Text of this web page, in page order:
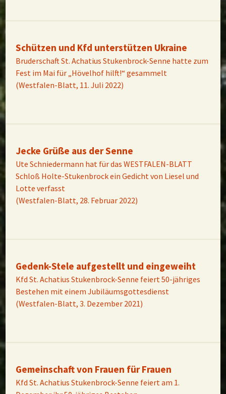
Schützen und Kfd unterstützen Ukraine
Bruderschaft St. Achatius Stukenbrock-Senne hatte zum
Fest im Mai für „Hövelhof hilft!“ gesammelt
(Westfalen-Blatt, 11. Juli 2022)
Jecke Grüße aus der Senne
Ute Schniedermann hat für das WESTFALEN-BLATT
Schloß Holte-Stukenbrock ein Gedicht von Liesel und
Lotte verfasst
(Westfalen-Blatt, 28. Februar 2022)
Gedenk-Stele aufgestellt und eingeweiht
Kfd St. Achatius Stukenbrock-Senne feiert 50-jähriges
Bestehen mit einem Jubiläumsgottesdienst
(Westfalen-Blatt, 3. Dezember 2021)
Gemeinschaft von Frauen für Frauen
Kfd St. Achatius Stukenbrock-Senne feiert am 1.